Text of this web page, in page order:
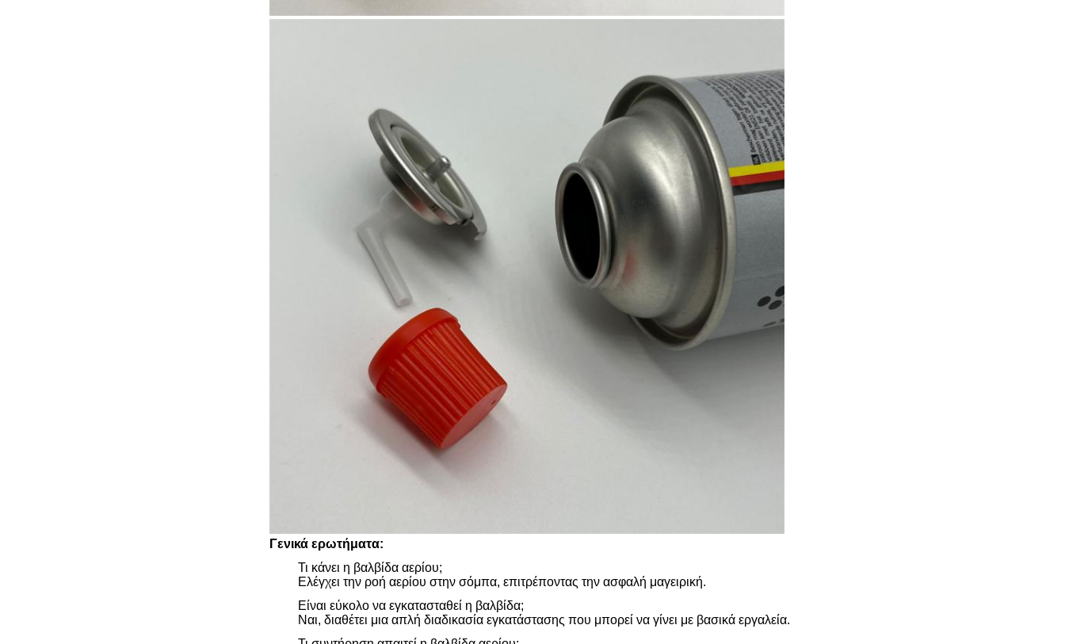
Γενικά ερωτήματα:
Τι κάνει η βαλβίδα αερίου;
Ελέγχει την ροή αερίου στην σόμπα, επιτρέποντας την ασφαλή μαγειρική.
Είναι εύκολο να εγκατασταθεί η βαλβίδα;
Ναι, διαθέτει μια απλή διαδικασία εγκατάστασης που μπορεί να γίνει με βασικά εργαλεία.